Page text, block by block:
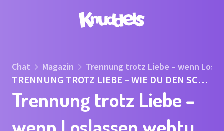
Chat Magazin Trennung trotz Liebe – wenn
TRENNUNG TROTZ LIEBE – WIE DU DEN SCH
MERZ AUSHÄLTST
Trennung trotz Liebe –